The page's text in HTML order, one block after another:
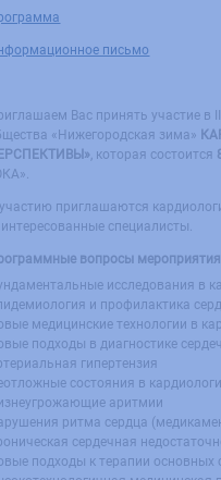
письмо
Вас принять участие в
«Нижегородская зима»
, которая состоится
приглашаются
специалисты.
вопросы
исследования в
и профилактика
медицинские технологии в
подходы в диагностике
гипертензия
состояния в
аритмии
ритма сердца
сердечная
подходы к терапии основных